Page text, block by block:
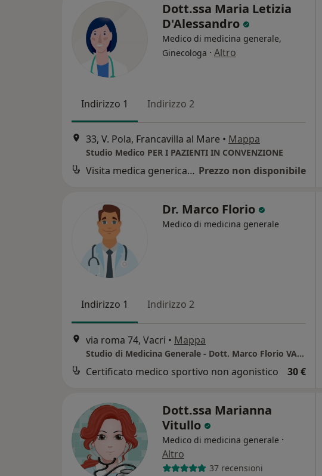
Dott.ssa Maria Letizia
D'Alessandro
Medico di medicina generale,
Ginecologa · Altro
Indirizzo 1 Indirizzo 2
33, V. Pola, Francavilla al Mare • Mappa
Studio Medico PER I PAZIENTI IN CONVENZIONE
Visita medica generica in CONVENZIONE Prezzo non disponibile
Dr. Marco Florio
Medico di medicina generale
Indirizzo 1 Indirizzo 2
via roma 74, Vacri • Mappa
Studio di Medicina Generale - Dott. Marco Florio VACRI
Certificato medico sportivo non agonistico 30 €
Dott.ssa Marianna
Vitullo
Medico di medicina generale ·
Altro
37 recensioni